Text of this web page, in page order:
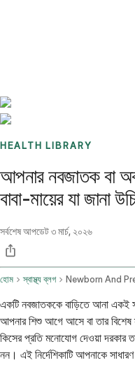
HEALTH LIBRARY
আপনার নবজাতক বা
বাবা-মায়ের যা জানা
সর্বশেষ আপডেট৩ মার্চ, ২০২৬
হোম স্বাস্থ্য ব্লগ
একটি নবজাতককে বাড়িতে আনা একই
আপনার শিশু আগে আসে বা তার বিশেষ
কিসের প্রতি মনোযোগ দেওয়া দরকার
নন। এই নির্দেশিকাটি আপনাকে